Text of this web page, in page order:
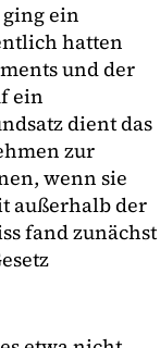
ein
hatten
und der
ein
dient das
zur
wenn sie
außerhalb der
fand zunächst